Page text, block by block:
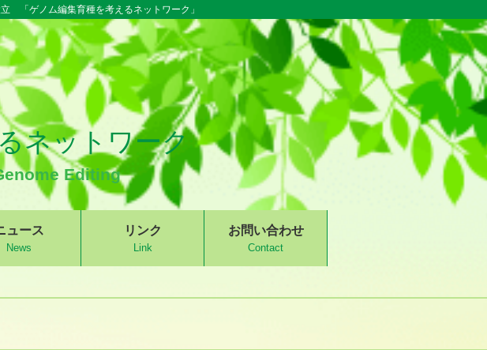
「ゲノム編集育種を考えるネットワーク」
ネットワーク
Editing
ュース
News
リンク
Link
お問い合わせ
Contact